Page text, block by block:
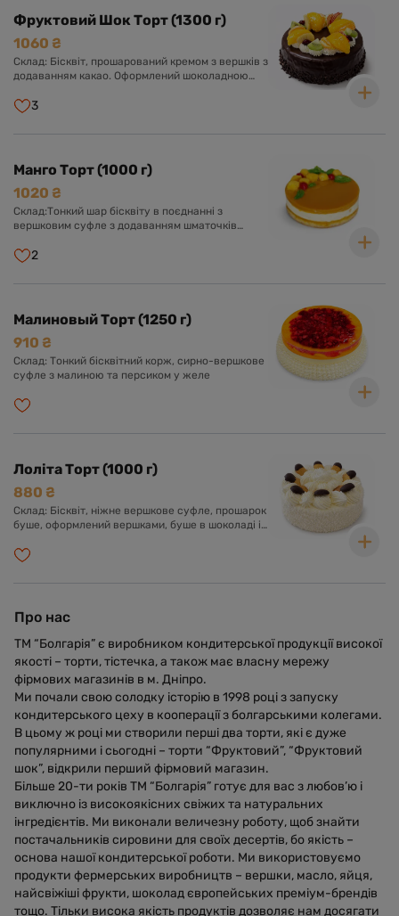
Фруктовий Шок Торт (1300 г)
1060 ₴
Склад: Бісквіт, прошарований кремом з вершків з
додаванням какао. Оформлений шоколадною
желе.
3
Манго Торт (1000 г)
1020 ₴
Склад:Тонкий шар бісквіту в поєднанні з
вершковим суфле з додаванням шматочків
2
Малиновый Торт (1250 г)
910 ₴
Склад: Тонкий бісквітний корж, сирно-вершкове
суфле з малиною та персиком у желе
Лоліта Торт (1000 г)
880 ₴
Склад: Бісквіт, ніжне вершкове суфле, прошарок
буше, оформлений вершками, буше в шоколаді і
Про нас
ТМ “Болгарія” є виробником кондитерської продукції високої
якості – торти, тістечка, а також має власну мережу
фірмових магазинів в м. Дніпро.
Ми почали свою солодку історію в 1998 році з запуску
кондитерського цеху в кооперації з болгарськими колегами.
В цьому ж році ми створили перші два торти, які є дуже
популярними і сьогодні – торти “Фруктовий”, “Фруктовий
шок”, відкрили перший фірмовий магазин.
Більше 20-ти років ТМ “Болгарія” готує для вас з любов’ю і
виключно із високоякісних свіжих та натуральних
інгредієнтів. Ми виконали величезну роботу, щоб знайти
постачальників сировини для своїх десертів, бо якість –
основа нашої кондитерської роботи. Ми використовуємо
продукти фермерських виробництв – вершки, масло, яйця,
найсвіжіші фрукти, шоколад європейських преміум-брендів
тощо. Тільки висока якість продуктів дозволяє нам досягати